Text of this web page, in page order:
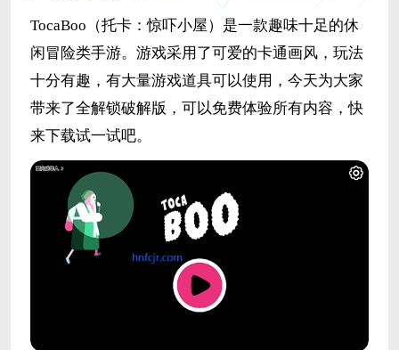
TocaBoo（托卡：惊吓小屋）是一款趣味十足的休
闲冒险类手游。游戏采用了可爱的卡通画风，玩法
十分有趣，有大量游戏道具可以使用，今天为大家
带来了全解锁破解版，可以免费体验所有内容，快
来下载试一试吧。